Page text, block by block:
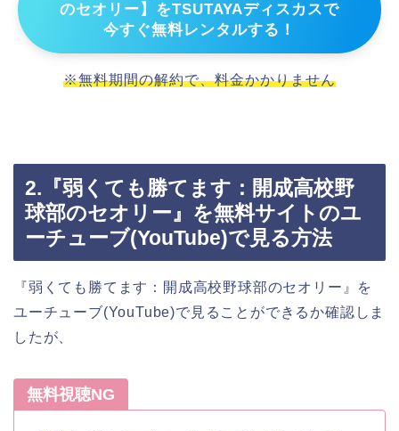
のセオリー】をTSUTAYAディスカスで
今すぐ無料レンタルする！
※無料期間の解約で、料金かかりません
2.『弱くても勝てます：開成高校野
球部のセオリー』を無料サイトのユ
ーチューブ(YouTube)で見る方法
『弱くても勝てます：開成高校野球部のセオリー』を
ユーチューブ(YouTube)で見ることができるか確認しま
したが、
無料視聴NG